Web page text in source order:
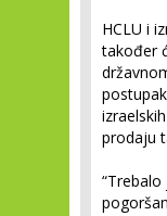
HCLU i
također
prodaju